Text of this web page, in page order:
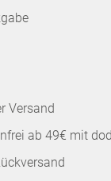
Versand
ab 49€ mit